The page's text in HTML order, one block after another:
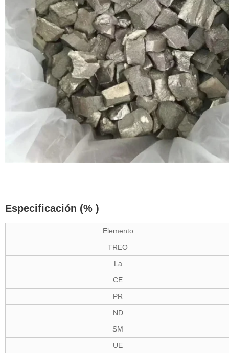
Especificación (% )
Elemento
TREO
La
CE
PR
ND
SM
UE